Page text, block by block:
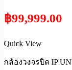
฿99,999.00
Quick View
กล้องวงจรปิด IP